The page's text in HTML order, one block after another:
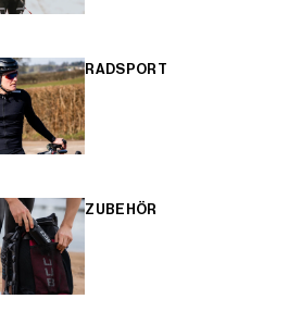
RADSPORT
ZUBEHÖR